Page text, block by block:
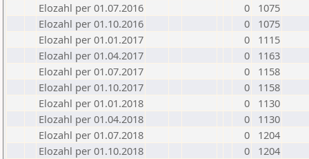
Elozahl per 01.07.2016
0
1075
Elozahl per 01.10.2016
0
1075
Elozahl per 01.01.2017
0
1115
Elozahl per 01.04.2017
0
1163
Elozahl per 01.07.2017
0
1158
Elozahl per 01.10.2017
0
1158
Elozahl per 01.01.2018
0
1130
Elozahl per 01.04.2018
0
1130
Elozahl per 01.07.2018
0
1204
Elozahl per 01.10.2018
0
1204